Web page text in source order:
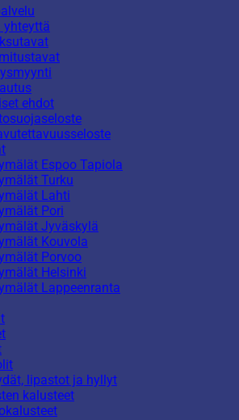
yhteyttä
ehdot
Espoo Tapiola
Turku
Lahti
Pori
Jyväskylä
Kouvola
Porvoo
Helsinki
Lappeenranta
lipastot ja hyllyt
kalusteet